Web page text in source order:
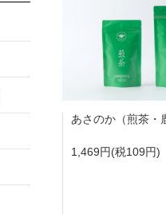
あさのか（煎茶・
1,469円(税109円)